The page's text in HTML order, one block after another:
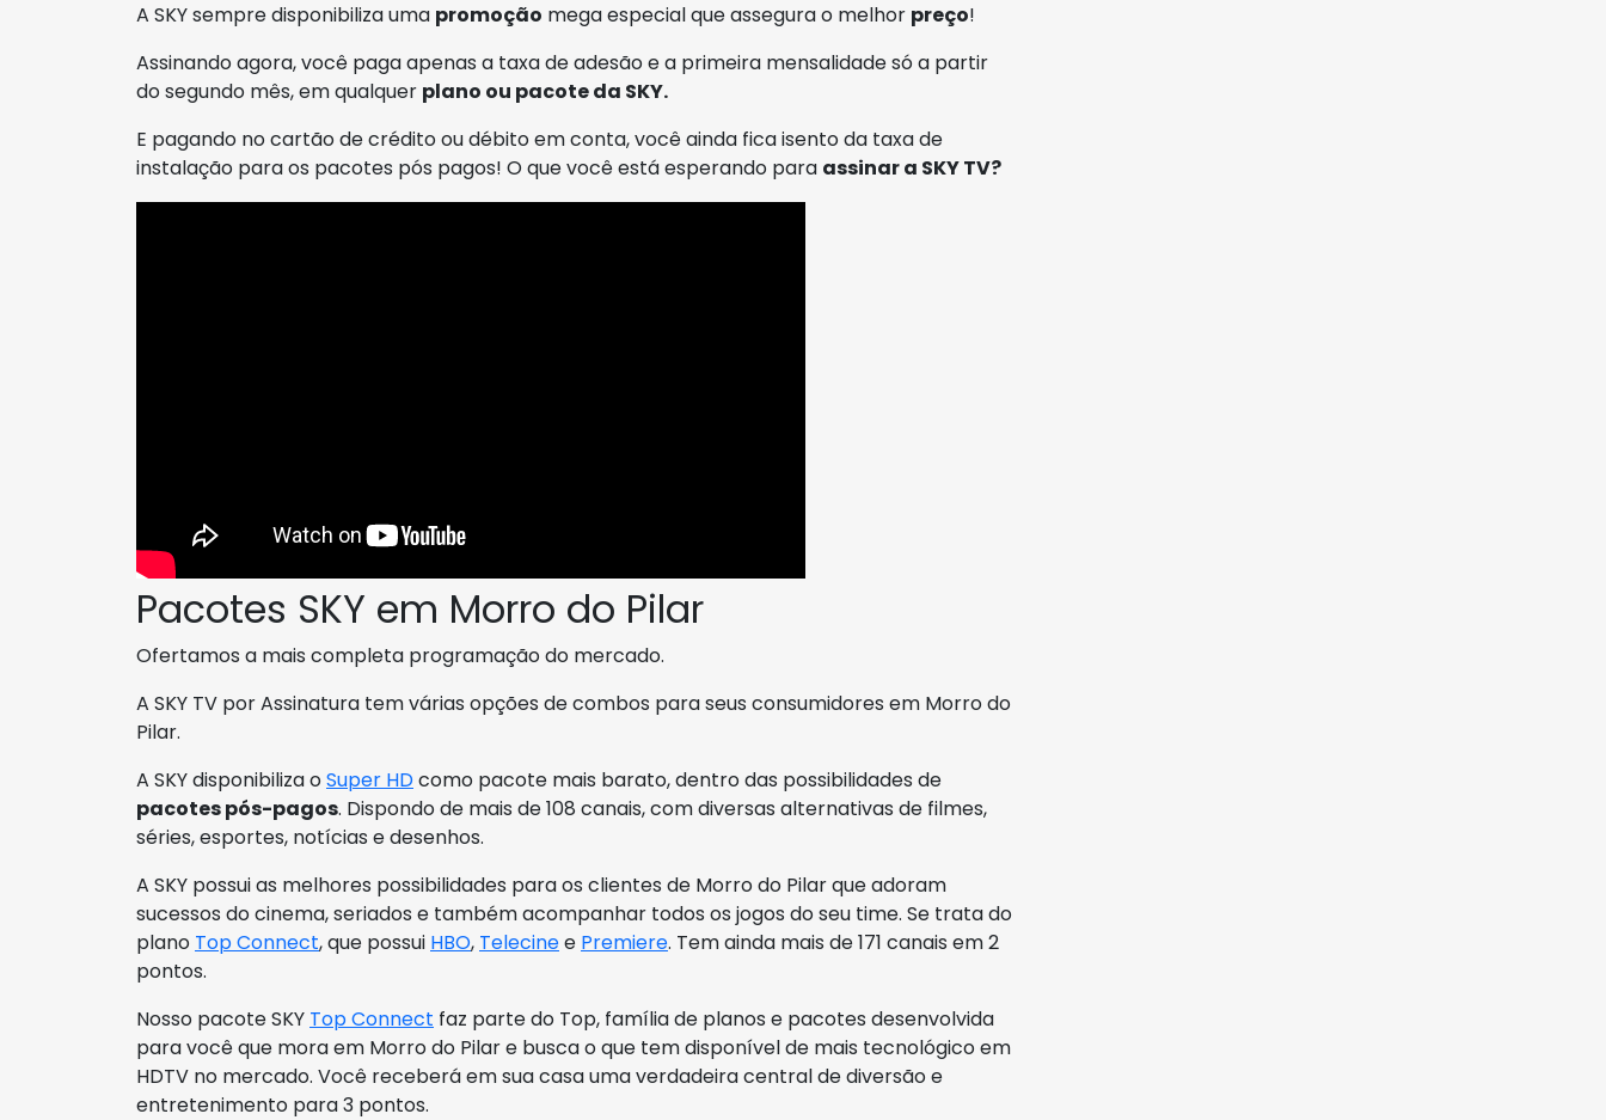
A SKY sempre disponibiliza uma promoção mega especial que assegura o melhor preço!
Assinando agora, você paga apenas a taxa de adesão e a primeira mensalidade só a partir
do segundo mês, em qualquer plano ou pacote da SKY.
E pagando no cartão de crédito ou débito em conta, você ainda fica isento da taxa de
instalação para os pacotes pós pagos! O que você está esperando para assinar a SKY TV?
Pacotes SKY em Morro do Pilar
Ofertamos a mais completa programação do mercado.
A SKY TV por Assinatura tem várias opções de combos para seus consumidores em Morro do
Pilar.
A SKY disponibiliza oSuper HDcomo pacote mais barato, dentro das possibilidades de
pacotes pós-pagos. Dispondo de mais de 108 canais, com diversas alternativas de filmes,
séries, esportes, notícias e desenhos.
A SKY possui as melhores possibilidades para os clientes de Morro do Pilar que adoram
sucessos do cinema, seriados e também acompanhar todos os jogos do seu time. Se trata do
plano Top Connect, que possui HBO, Telecinee Premiere. Tem ainda mais de 171 canais em 2
pontos.
Nosso pacote SKY Top Connect faz parte do Top, família de planos e pacotes desenvolvida
para você que mora em Morro do Pilar e busca o que tem disponível de mais tecnológico em
HDTV no mercado. Você receberá em sua casa uma verdadeira central de diversão e
entretenimento para 3 pontos.